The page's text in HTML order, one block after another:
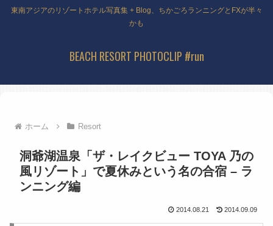
東南アジアのリゾートホテル写真集 + Blog、ちかごろランニングとFXが半々
かも
BEACH RESORT PHOTOCLIP #run
ホーム Resort
洞爺湖温泉「ザ・レイクビュー TOYA 乃の
風リゾート」で夏休みという名の合宿 – ラ
ンニング編
2014.08.21 2014.09.09